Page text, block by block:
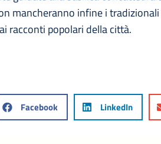
mancheranno infine i
racconti popolari della città.
Facebook LinkedIn